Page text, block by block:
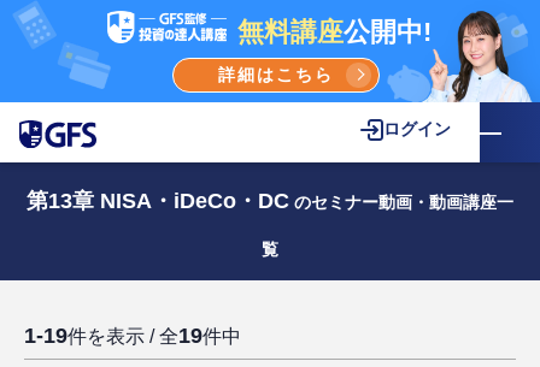
無料講座公開中!
詳細はこちら
ログイン
第13章 NISA・iDeCo・DC のセミナー動画・動画講座一
覧
1-19件を表示 / 全19件中